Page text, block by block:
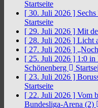
Startseite
[ 30. Juli 2026 ]
Startseite
[ 29. Juli 2026 ] Mit
[ 28. Juli 2026 ] Licht
[ 27. Juli 2026 ]
[ 25. Juli 2026 ] 1:0 in
Schönenberg
[ 23. Juli 2026 ]
Startseite
[ 22. Juli 2026 ] Vom
Bundesliga-Arena (2)